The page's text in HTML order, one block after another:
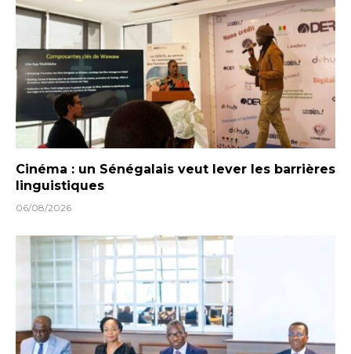
Cinéma : un Sénégalais veut lever les barrières
linguistiques
06/08/2026